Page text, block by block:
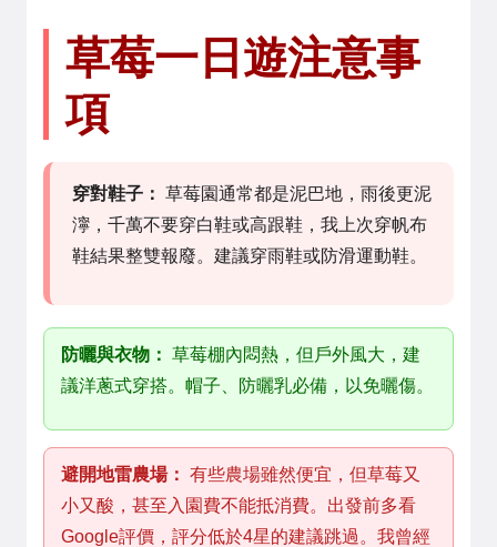
草莓一日遊注意事
項
穿對鞋子： 草莓園通常都是泥巴地，雨後更泥
濘，千萬不要穿白鞋或高跟鞋，我上次穿帆布
鞋結果整雙報廢。建議穿雨鞋或防滑運動鞋。
防曬與衣物： 草莓棚內悶熱，但戶外風大，建
議洋蔥式穿搭。帽子、防曬乳必備，以免曬傷。
避開地雷農場： 有些農場雖然便宜，但草莓又
小又酸，甚至入園費不能抵消費。出發前多看
Google評價，評分低於4星的建議跳過。我曾經